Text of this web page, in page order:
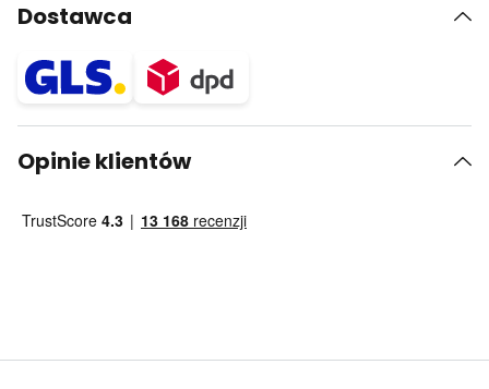
Dostawca
Opinie klientów